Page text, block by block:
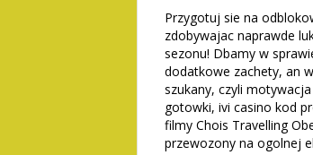
Przygotuj sie na
zdobywajac naprawde
sezonu! Dbamy w
dodatkowe zachety, an
szukany, czyli
gotowki, ivi casino kod
filmy Chois Travelling
przewozony na ogolnej